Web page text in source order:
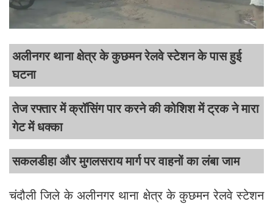
अलीनगर थाना क्षेत्र के कुछमन रेलवे स्टेशन के पास हुई
घटना
तेज रफ्तार में क्रॉसिंग पार करने की कोशिश में ट्रक ने मारा
गेट में धक्का
सकलडीहा और मुगलसराय मार्ग पर वाहनों का लंबा जाम
चंदौली जिले के अलीनगर थाना क्षेत्र के कुछमन रेलवे स्टेशन